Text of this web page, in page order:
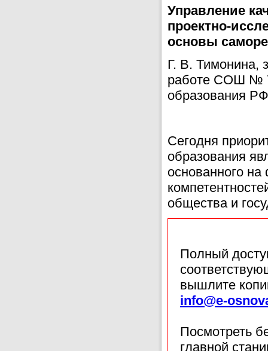
Управление
проектно-
основы
Г. В. Тимонина,
работе СОШ № 7
образования РФ
Сегодня
образования
основанного на
общества и
Полный
вышлите
info@e-
Посмотреть
главной